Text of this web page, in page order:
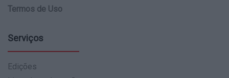
Termos de Uso
Serviços
Edições